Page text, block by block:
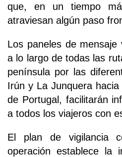
que, en un tiempo
atraviesan algún paso
Los paneles de mensaje
a lo largo de todas las
península por las
Irún y La Junquera
de Portugal, facilitarán
a todos los viajeros con
El plan de vigilancia
operación establece la